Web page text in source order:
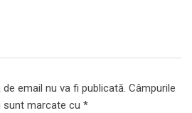
email nu va fi publicată. Câmpurile
sunt marcate cu *